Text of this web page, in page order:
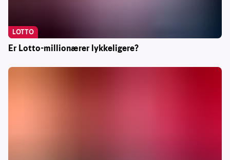
Er Lotto-millionærer lykkeligere?
LOTTO